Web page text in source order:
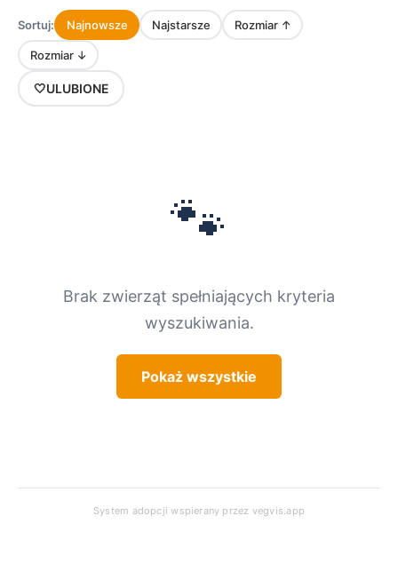
Sortuj: Najnowsze Najstarsze Rozmiar ↑
Rozmiar ↓
🤍ULUBIONE
🐾
Brak zwierząt spełniających kryteria
wyszukiwania.
Pokaż wszystkie
System adopcji wspierany przez vegvis.app